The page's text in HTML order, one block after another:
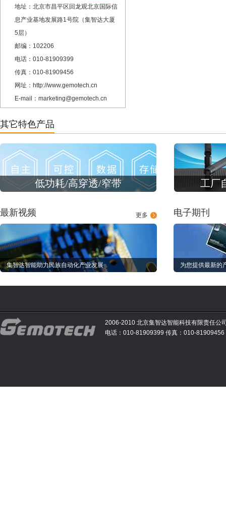
地址：北京市昌平区回龙观北京国际信
息产业基地发展路1号院（集智达大厦
5层）
邮编：102206
电话：010-81909399
传真：010-81909456
网址：http://www.gemotech.cn
E-mail：marketing@gemotech.cn
其它特色产品
低功耗/高穿透/窄带 工厂
更多
最新视频
集智达智能助力民族自动化产业发展
电子期刊
为您提供最新的
2006-2010 北京集智达智能科技有限责任公
电话：010-81909399 传真：010-